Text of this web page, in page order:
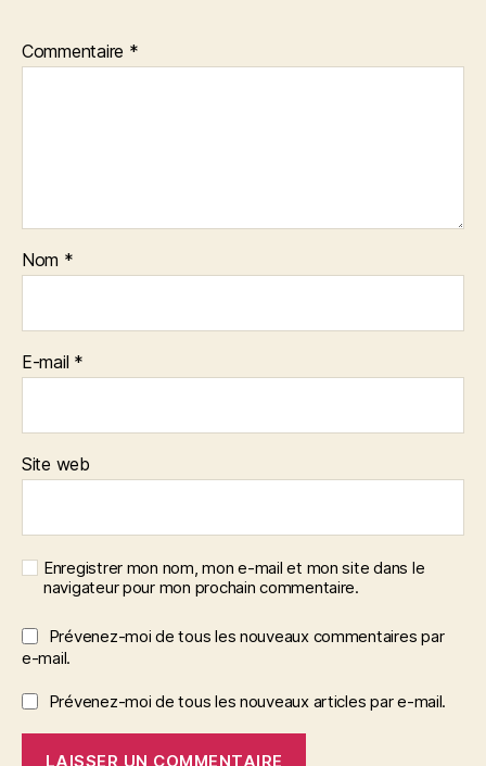
Commentaire *
Nom *
E-mail *
Site web
Enregistrer mon nom, mon e-mail et mon site dans le
navigateur pour mon prochain commentaire.
Prévenez-moi de tous les nouveaux commentaires par
e-mail.
Prévenez-moi de tous les nouveaux articles par e-mail.